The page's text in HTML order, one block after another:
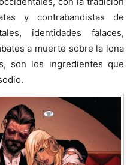
y contrabandistas de
identidades falaces,
a muerte sobre la lona
son los ingredientes que